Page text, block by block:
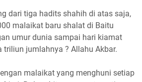
dari tiga hadits shahih di atas saja,
malaikat baru shalat di Baitu
umur dunia sampai hari kiamat
triliun jumlahnya ? Allahu Akbar.
malaikat yang menghuni setiap